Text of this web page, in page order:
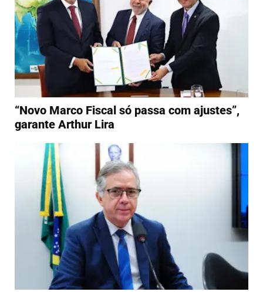
“Novo Marco Fiscal só passa com ajustes”,
garante Arthur Lira